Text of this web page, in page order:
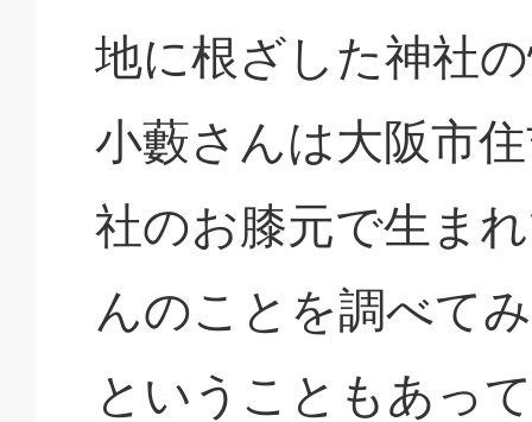
地に根ざした神社
小藪さんは大阪市
社のお膝元で生ま
んのことを調べて
ということもあっ